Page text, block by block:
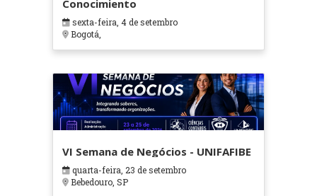
Conocimiento
sexta-feira, 4 de setembro
Bogotá,
VI Semana de Negócios - UNIFAFIBE
quarta-feira, 23 de setembro
Bebedouro, SP